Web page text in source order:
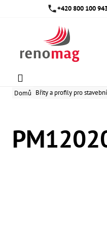
+420 800 100
Domů Břity a profily pro